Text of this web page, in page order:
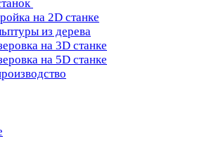
на 2D станке
из дерева
на 3D станке
на 5D станке